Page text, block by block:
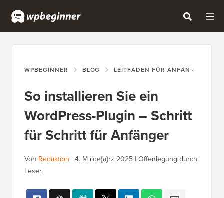
WPBEGINNER BLOG LEITFADEN FÜR ANFÄNGER
So installieren Sie ein
WordPress-Plugin – Schritt
für Schritt für Anfänger
Von Redaktion | 4. M ilde{a}rz 2025 | Offenlegung durch
Leser